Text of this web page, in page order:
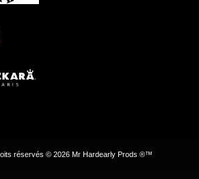
réservés © 2026 Mr Hardearly Prods ®™